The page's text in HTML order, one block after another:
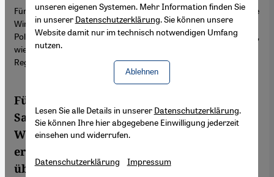
Für den Ökonomen Yezod Sayigh liegt die Ursache für die aktuelle
Wirtschafts- und Finanzkrise in Ägypten in erster Linie in einer
Politik der übermäßigen Verschuldung. Es sei überdies ein Fehler,
wie die deutsche und die europäische Politik mit dem al-Sisi-
Regime umgehen
Für den renommierten Ökonomen Yazid
Sayegh liegt die Ursache für die aktuelle
Wirtschafts- und Finanzkrise in Ägypten in
erster Linie in einer Politik der
übermäßigen Verschuldung. Es sei
unseren eigenen Systemen. Mehr Information finden Sie
in unserer Datenschutzerklärung. Sie können unsere
Website damit nur im technisch notwendigen Umfang
nutzen.
Ablehnen
Lesen Sie alle Details in unserer Datenschutzerklärung.
Sie können Ihre hier abgegebene Einwilligung jederzeit
einsehen und widerrufen.
Datenschutzerklärung Impressum